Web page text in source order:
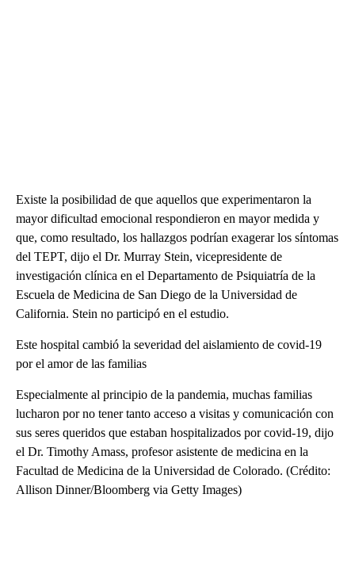
Existe la posibilidad de que aquellos que experimentaron la
mayor dificultad emocional respondieron en mayor medida y
que, como resultado, los hallazgos podrían exagerar los síntomas
del TEPT, dijo el Dr. Murray Stein, vicepresidente de
investigación clínica en el Departamento de Psiquiatría de la
Escuela de Medicina de San Diego de la Universidad de
California. Stein no participó en el estudio.
Este hospital cambió la severidad del aislamiento de covid-19
por el amor de las familias
Especialmente al principio de la pandemia, muchas familias
lucharon por no tener tanto acceso a visitas y comunicación con
sus seres queridos que estaban hospitalizados por covid-19, dijo
el Dr. Timothy Amass, profesor asistente de medicina en la
Facultad de Medicina de la Universidad de Colorado. (Crédito:
Allison Dinner/Bloomberg via Getty Images)